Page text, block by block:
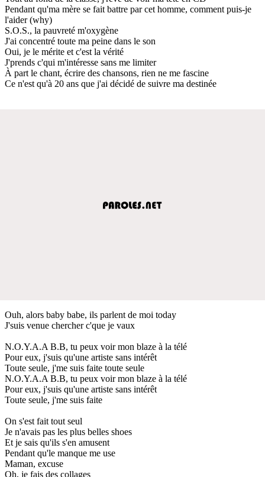
Pendant qu'ma mère se fait battre par cet homme, comment puis-je
l'aider (why)
S.O.S., la pauvreté m'oxygène
J'ai concentré toute ma peine dans le son
Oui, je le mérite et c'est la vérité
J'prends c'qui m'intéresse sans me limiter
À part le chant, écrire des chansons, rien ne me fascine
Ce n'est qu'à 20 ans que j'ai décidé de suivre ma destinée
Ouh, alors baby babe, ils parlent de moi today
J'suis venue chercher c'que je vaux
N.O.Y.A.A B.B, tu peux voir mon blaze à la télé
Pour eux, j'suis qu'une artiste sans intérêt
Toute seule, j'me suis faite toute seule
N.O.Y.A.A B.B, tu peux voir mon blaze à la télé
Pour eux, j'suis qu'une artiste sans intérêt
Toute seule, j'me suis faite
On s'est fait tout seul
Je n'avais pas les plus belles shoes
Et je sais qu'ils s'en amusent
Pendant qu'le manque me use
Maman, excuse
Oh, je fais des collages